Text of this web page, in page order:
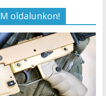
oldalunkon!